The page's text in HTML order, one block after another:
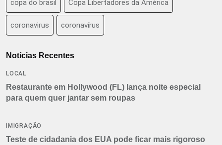
copa do brasil Copa Libertadores da América
coronavirus coronavírus
Notícias Recentes
LOCAL
Restaurante em Hollywood (FL) lança noite especial
para quem quer jantar sem roupas
IMIGRAÇÃO
Teste de cidadania dos EUA pode ficar mais rigoroso